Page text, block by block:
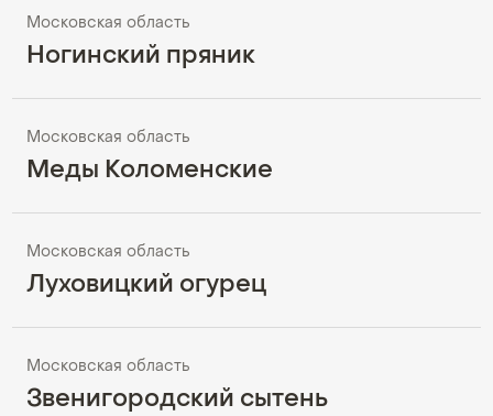
Московская область
Ногинский пряник
Московская область
Меды Коломенские
Московская область
Луховицкий огурец
Московская область
Звенигородский сытень